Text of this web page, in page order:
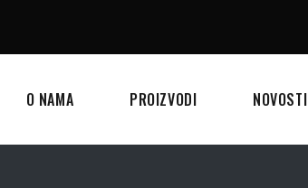
O NAMA PROIZVODI NOVOSTI